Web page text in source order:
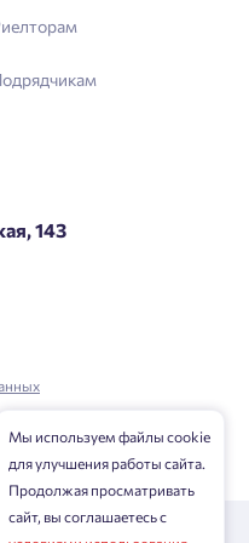
143
корпорация
Мы используем файлы cookie
для улучшения работы сайта.
Продолжая просматривать
сайт, вы соглашаетесь с